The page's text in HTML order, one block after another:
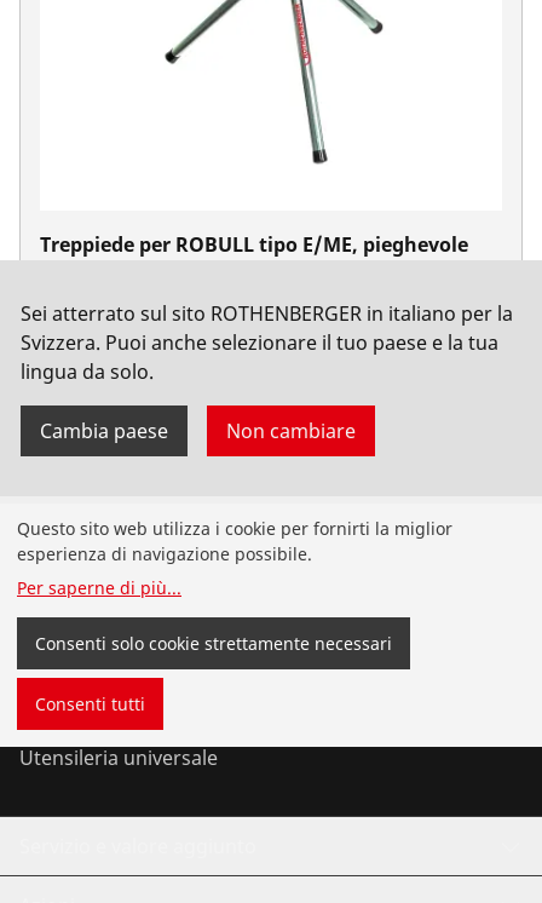
Treppiede per ROBULL tipo E/ME, pieghevole
Sei atterrato sul sito ROTHENBERGER in italiano per la
Svizzera. Puoi anche selezionare il tuo paese e la tua
lingua da solo.
Cambia paese Non cambiare
Prodotti
Installazione
Analisi e manutenzione
Clima e refrigerazione
Utensileria universale
Questo sito web utilizza i cookie per fornirti la miglior
esperienza di navigazione possibile.
Per saperne di più...
Consenti solo cookie strettamente necessari
Consenti tutti